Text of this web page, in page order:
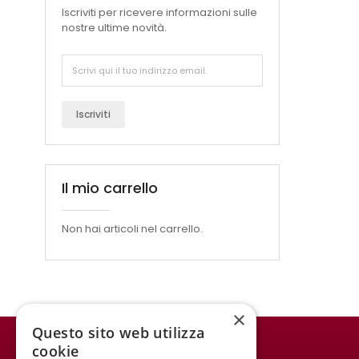
Iscriviti per ricevere informazioni sulle
nostre ultime novità.
Iscriviti
Il mio carrello
Non hai articoli nel carrello.
WINE MEETING ER
×
Questo sito web utilizza
cookie